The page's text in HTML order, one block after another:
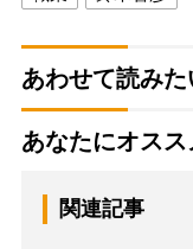
あわせて読みた
あなたにオスス
関連記事